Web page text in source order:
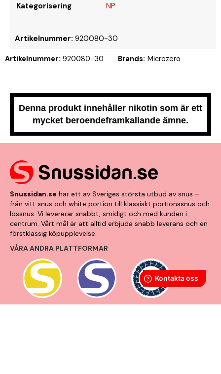
Kategorisering
NP
Artikelnummer: 920080-30
Artikelnummer: 920080-30 Brands: Microzero
Denna produkt innehåller nikotin som är ett
mycket beroendeframkallande ämne.
Snussidan.se har ett av Sveriges största utbud av snus –
från vitt snus och white portion till klassiskt portionssnus och
lössnus. Vi levererar snabbt, smidigt och med kunden i
centrum. Vårt mål är att alltid erbjuda snabb leverans och en
förstklassig köpupplevelse.
VÅRA ANDRA PLATTFORMAR